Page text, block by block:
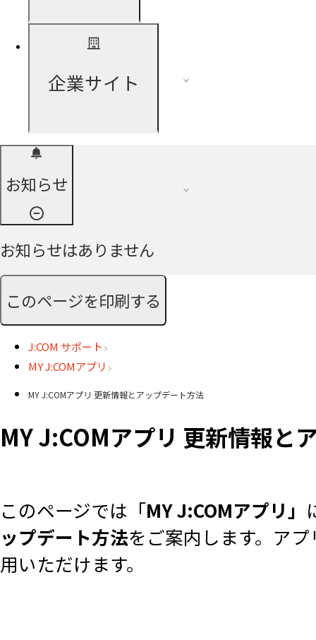
企業サイト
お知らせ
お知らせはありません
このページを印刷する
J:COM サポート
MY J:COMアプリ
MY J:COMアプリ 更新情報とアップデート方法
MY J:COMアプリ 更新情報と
このページでは「MY J:COMアプリ」
ップデート方法をご案内します。ア
用いただけます。